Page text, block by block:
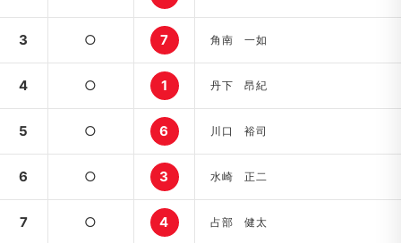
3 ○ 7 角南 一如
4 ○ 1 丹下 昂紀
5 ○ 6 川口 裕司
6 ○ 3 水崎 正二
7 ○ 4 占部 健太